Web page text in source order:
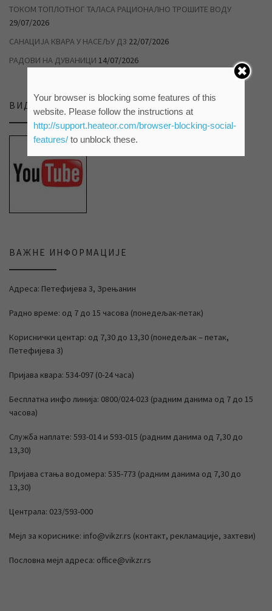
ТОКОМ ТОПЛОТНОГ ТАЛАСА РАЦИОНАЛНО ТРОШИТЕ ВОДУ
29/07/2026
САНАЦИЈА КВАРА У НАСЕЉУ Д3 22/07/2026
РАДОВИ НА ДУВАНИЦИ 14/07/2026
ВИДЕО ПРИЛОЗИ НА НАШЕМ ЈУТЈУБ КАНАЛУ
ВАЖНЕ ИНФОРМАЦИЈЕ
Адреса: Петефијева 3, Зрењанин
Радно време: од 7 до 15 часова (понедељак-петак)
Кориснички центар: од 7,30 до 13,30 (понедељак – петак,
Петефијева 3)
Пријава квара: 534-097 (0-24 часа)
Бесплатна инфо линија: 0800/024-023 (радним данима од 7 до 15
часова)
Служба наплате: 593-014 и 593-015 (радним данима од 7,30 до
13,30)
Пријава стања водомера: 535-773 (радним данима од 7,30 до
13,30)
Централа: 023/593-000
Мејл за кориснике: info@vikzr.rs (контакт, рекламације, захтеви)
Пословна мејл адреса: office@vikzr.rs
Your browser is blocking some features of this
website. Please follow the instructions at
http://support.heateor.com/browser-blocking-social-
features/to unblock these.